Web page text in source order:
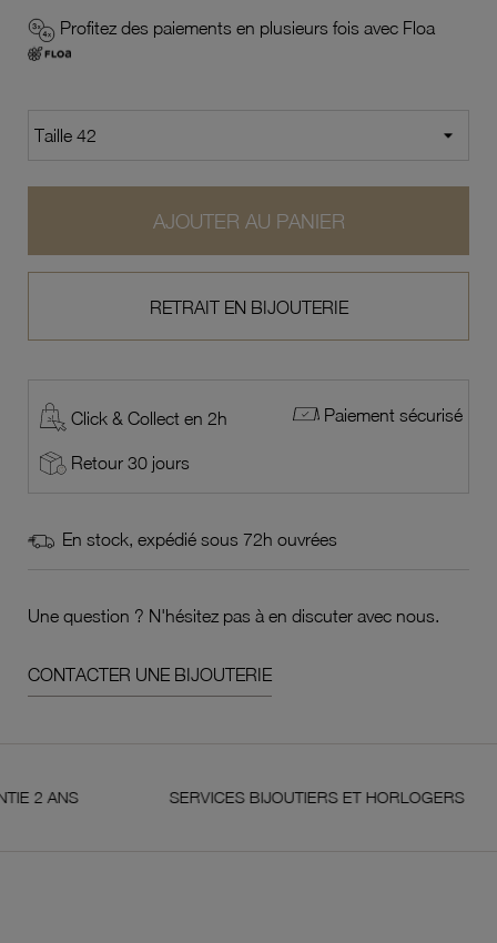
Profitez des paiements en plusieurs fois avec Floa
AJOUTER AU PANIER
RETRAIT EN BIJOUTERIE
Click & Collect en 2h Paiement sécurisé
Retour 30 jours
En stock, expédié sous 72h ouvrées
Une question ? N'hésitez pas à en discuter avec nous.
CONTACTER UNE BIJOUTERIE
SERVICES BIJOUTIERS ET HORLOGERS